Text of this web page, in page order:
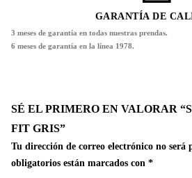
GARANTÍA DE
3 meses de garantía en todas nuestras prendas.
6 meses de garantía en la línea 1978.
SÉ EL PRIMERO EN VALORAR
FIT GRIS”
Tu dirección de correo electrónico no será
obligatorios están marcados con *